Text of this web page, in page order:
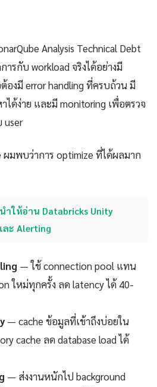
Analysis Technical Debt
ารกับ workload จริงได้อย่างมี
งมี error handling ที่ครบถ้วน มี
ด้ง่าย และมี monitoring เพื่อตรวจ
ผมพบว่าการ optimize ที่ได้ผลมาก
ำให้อ่าน Databricks Unity
ะ Alerting
— ใช้ connection pool แทน
ใหม่ทุกครั้ง ลด latency ได้ 40-
— cache ข้อมูลที่เข้าถึงบ่อยใน
cache ลด database load ได้
— ส่งงานหนักไป background